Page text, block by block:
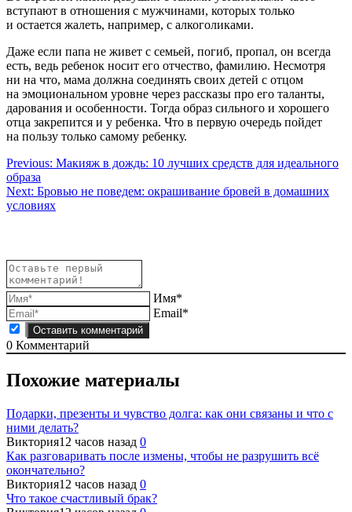
вступают в отношения с мужчинами, которых только
и остается жалеть, например, с алкоголиками.
Даже если папа не живет с семьей, погиб, пропал, он всегда
есть, ведь ребенок носит его отчество, фамилию. Несмотря
ни на что, мама должна соединять своих детей с отцом
на эмоциональном уровне через рассказы про его таланты,
дарования и особенности. Тогда образ сильного и хорошего
отца закрепится и у ребенка. Что в первую очередь пойдет
на пользу только самому ребенку.
Навигация
по
записям
Previous: Макияж в дождь: 10 лучших средств для идеального
образа
Next: Бровью не поведем: окрашивание бровей в домашних
условиях
Имя*
Email*
0 Комментарий
Похожие материалы
Подарки, презенты и чувство долга: как они связаны и что с
ними делать?
Виктория12 часов назад 0
Как разговаривать после измены, чтобы не разрушить всё
окончательно?
Виктория12 часов назад 0
Что такое счастливый брак?